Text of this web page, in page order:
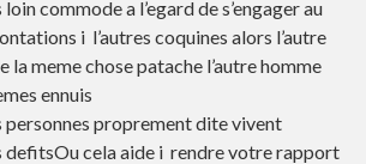
commode a l’egard de s’engager au
i l’autres coquines alors l’autre
la meme chose patache l’autre homme
ennuis
personnes proprement dite vivent
defitsOu cela aide i rendre votre rapport